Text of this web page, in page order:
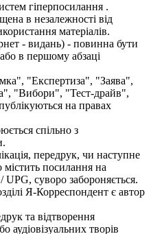
гіперпосилання .
в незалежності від
матеріалів.
- видань) - повинна бути
в першому абзаці
"Експертиза", "Заява",
"Вибори", "Тест-драйв",
на правах
спільно з
передрук, чи наступне
посилання на
суворо забороняється.
Я-Корреспондент є автор
та відтворення
аудіовізуальних творів